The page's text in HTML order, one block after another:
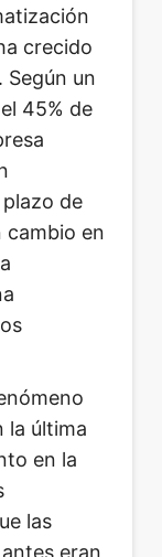
crecido
un
45% de
de
cambio en
la última
en la
las
eran